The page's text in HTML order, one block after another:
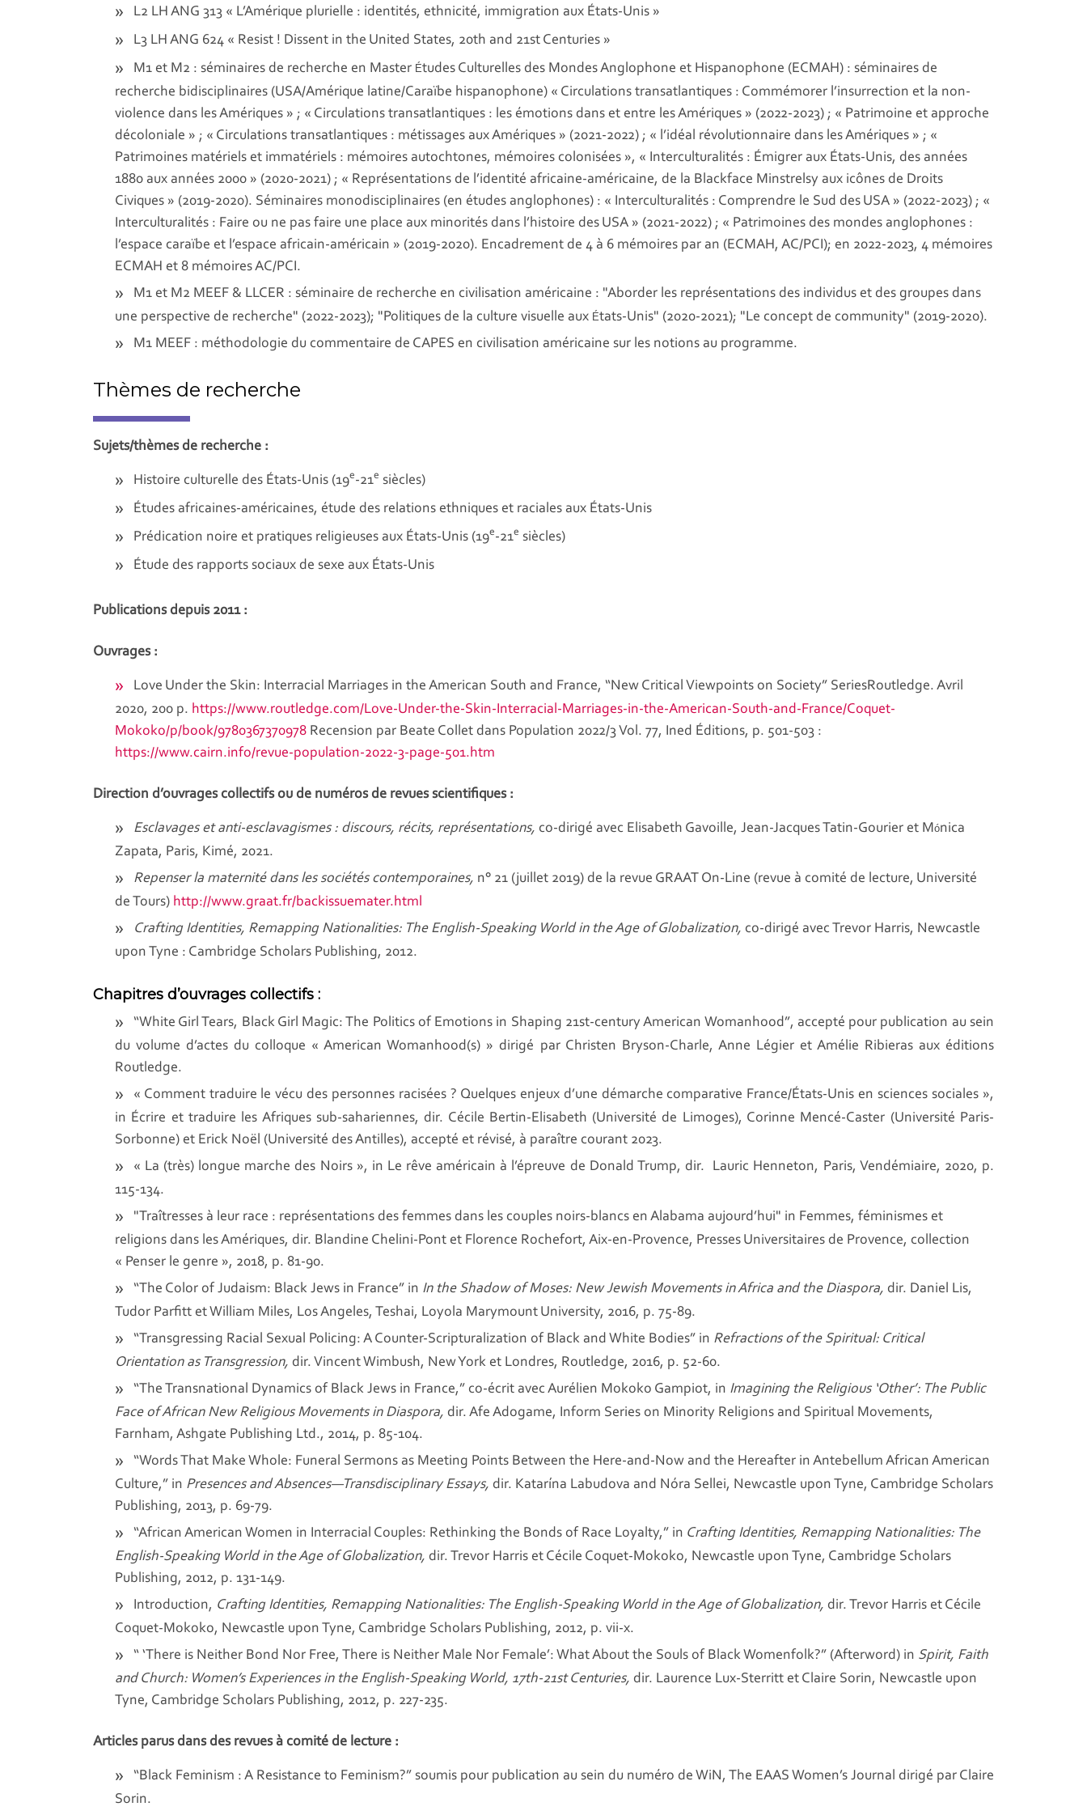
L2 LH ANG 313 « L’Amérique plurielle : identités, ethnicité, immigration aux États-Unis »
L3 LH ANG 624 « Resist ! Dissent in the United States, 20th and 21st Centuries »
M1 et M2 : séminaires de recherche en Master Études Culturelles des Mondes Anglophone et Hispanophone (ECMAH) : séminaires de
recherche bidisciplinaires (USA/Amérique latine/Caraïbe hispanophone) « Circulations transatlantiques : Commémorer l’insurrection et la non-
violence dans les Amériques » ; « Circulations transatlantiques : les émotions dans et entre les Amériques » (2022-2023) ; « Patrimoine et approche
décoloniale » ; « Circulations transatlantiques : métissages aux Amériques » (2021-2022) ; « l’idéal révolutionnaire dans les Amériques » ; «
Patrimoines matériels et immatériels : mémoires autochtones, mémoires colonisées », « Interculturalités : Émigrer aux États-Unis, des années
1880 aux années 2000 » (2020-2021) ; « Représentations de l’identité africaine-américaine, de la Blackface Minstrelsy aux icônes de Droits
Civiques » (2019-2020). Séminaires monodisciplinaires (en études anglophones) : « Interculturalités : Comprendre le Sud des USA » (2022-2023) ; «
Interculturalités : Faire ou ne pas faire une place aux minorités dans l’histoire des USA » (2021-2022) ; « Patrimoines des mondes anglophones :
l’espace caraïbe et l’espace africain-américain » (2019-2020). Encadrement de 4 à 6 mémoires par an (ECMAH, AC/PCI); en 2022-2023, 4 mémoires
ECMAH et 8 mémoires AC/PCI.
M1 et M2 MEEF & LLCER : séminaire de recherche en civilisation américaine : "Aborder les représentations des individus et des groupes dans
une perspective de recherche" (2022-2023); "Politiques de la culture visuelle aux États-Unis" (2020-2021); "Le concept de community" (2019-2020).
M1 MEEF : méthodologie du commentaire de CAPES en civilisation américaine sur les notions au programme.
Thèmes de recherche
Sujets/thèmes de recherche :
Histoire culturelle des États-Unis (19e-21e siècles)
Études africaines-américaines, étude des relations ethniques et raciales aux États-Unis
Prédication noire et pratiques religieuses aux États-Unis (19e-21e siècles)
Étude des rapports sociaux de sexe aux États-Unis
Publications depuis 2011 :
Ouvrages :
Love Under the Skin: Interracial Marriages in the American South and France, “New Critical Viewpoints on Society” SeriesRoutledge. Avril
2020, 200 p. https://www.routledge.com/Love-Under-the-Skin-Interracial-Marriages-in-the-American-South-and-France/Coquet-
Mokoko/p/book/9780367370978 Recension par Beate Collet dans Population 2022/3 Vol. 77, Ined Éditions, p. 501-503 :
https://www.cairn.info/revue-population-2022-3-page-501.htm
Direction d’ouvrages collectifs ou de numéros de revues scientifiques :
Esclavages et anti-esclavagismes : discours, récits, représentations, co-dirigé avec Elisabeth Gavoille, Jean-Jacques Tatin-Gourier et Mónica
Zapata, Paris, Kimé, 2021.
Repenser la maternité dans les sociétés contemporaines, n° 21 (juillet 2019) de la revue GRAAT On-Line (revue à comité de lecture, Université
de Tours) http://www.graat.fr/backissuemater.html
Crafting Identities, Remapping Nationalities: The English-Speaking World in the Age of Globalization, co-dirigé avec Trevor Harris, Newcastle
upon Tyne : Cambridge Scholars Publishing, 2012.
Chapitres d’ouvrages collectifs :
“White Girl Tears, Black Girl Magic: The Politics of Emotions in Shaping 21st-century American Womanhood”, accepté pour publication au sein
du volume d’actes du colloque « American Womanhood(s) » dirigé par Christen Bryson-Charle, Anne Légier et Amélie Ribieras aux éditions
Routledge.
« Comment traduire le vécu des personnes racisées ? Quelques enjeux d’une démarche comparative France/États-Unis en sciences sociales »,
in Écrire et traduire les Afriques sub-sahariennes, dir. Cécile Bertin-Elisabeth (Université de Limoges), Corinne Mencé-Caster (Université Paris-
Sorbonne) et Erick Noël (Université des Antilles), accepté et révisé, à paraître courant 2023.
« La (très) longue marche des Noirs », in Le rêve américain à l’épreuve de Donald Trump, dir. Lauric Henneton, Paris, Vendémiaire, 2020, p.
115-134.
"Traîtresses à leur race : représentations des femmes dans les couples noirs-blancs en Alabama aujourd’hui" in Femmes, féminismes et
religions dans les Amériques, dir. Blandine Chelini-Pont et Florence Rochefort, Aix-en-Provence, Presses Universitaires de Provence, collection
« Penser le genre », 2018, p. 81-90.
“The Color of Judaism: Black Jews in France” in In the Shadow of Moses: New Jewish Movements in Africa and the Diaspora, dir. Daniel Lis,
Tudor Parfitt et William Miles, Los Angeles, Teshai, Loyola Marymount University, 2016, p. 75-89.
“Transgressing Racial Sexual Policing: A Counter-Scripturalization of Black and White Bodies” in Refractions of the Spiritual: Critical
Orientation as Transgression, dir. Vincent Wimbush, New York et Londres, Routledge, 2016, p. 52-60.
“The Transnational Dynamics of Black Jews in France,” co-écrit avec Aurélien Mokoko Gampiot, in Imagining the Religious ‘Other’: The Public
Face of African New Religious Movements in Diaspora, dir. Afe Adogame, Inform Series on Minority Religions and Spiritual Movements,
Farnham, Ashgate Publishing Ltd., 2014, p. 85-104.
“Words That Make Whole: Funeral Sermons as Meeting Points Between the Here-and-Now and the Hereafter in Antebellum African American
Culture,” in Presences and Absences—Transdisciplinary Essays, dir. Katarína Labudova and Nóra Sellei, Newcastle upon Tyne, Cambridge Scholars
Publishing, 2013, p. 69-79.
“African American Women in Interracial Couples: Rethinking the Bonds of Race Loyalty,” in Crafting Identities, Remapping Nationalities: The
English-Speaking World in the Age of Globalization, dir. Trevor Harris et Cécile Coquet-Mokoko, Newcastle upon Tyne, Cambridge Scholars
Publishing, 2012, p. 131-149.
Introduction, Crafting Identities, Remapping Nationalities: The English-Speaking World in the Age of Globalization, dir. Trevor Harris et Cécile
Coquet-Mokoko, Newcastle upon Tyne, Cambridge Scholars Publishing, 2012, p. vii-x.
“ ‘There is Neither Bond Nor Free, There is Neither Male Nor Female’: What About the Souls of Black Womenfolk?” (Afterword) in Spirit, Faith
and Church: Women’s Experiences in the English-Speaking World, 17th-21st Centuries, dir. Laurence Lux-Sterritt et Claire Sorin, Newcastle upon
Tyne, Cambridge Scholars Publishing, 2012, p. 227-235.
Articles parus dans des revues à comité de lecture :
“Black Feminism : A Resistance to Feminism?” soumis pour publication au sein du numéro de WiN, The EAAS Women’s Journal dirigé par Claire
Sorin.